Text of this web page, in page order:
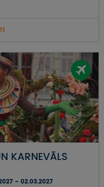
KARNEVĀLS
- 02.03.2027